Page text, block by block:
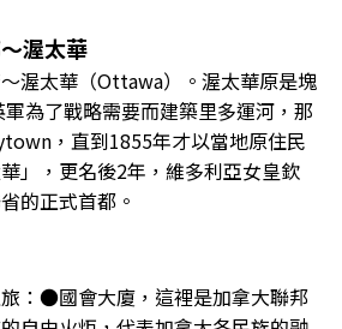
渥太華
渥太華（Ottawa）。渥太華原是塊
為了戰略需要而建築里多運河，那
，直到1855年才以當地原住民
」，更名後2年，維多利亞女皇欽
的正式首都。
：●國會大廈，這裡是加拿大聯邦